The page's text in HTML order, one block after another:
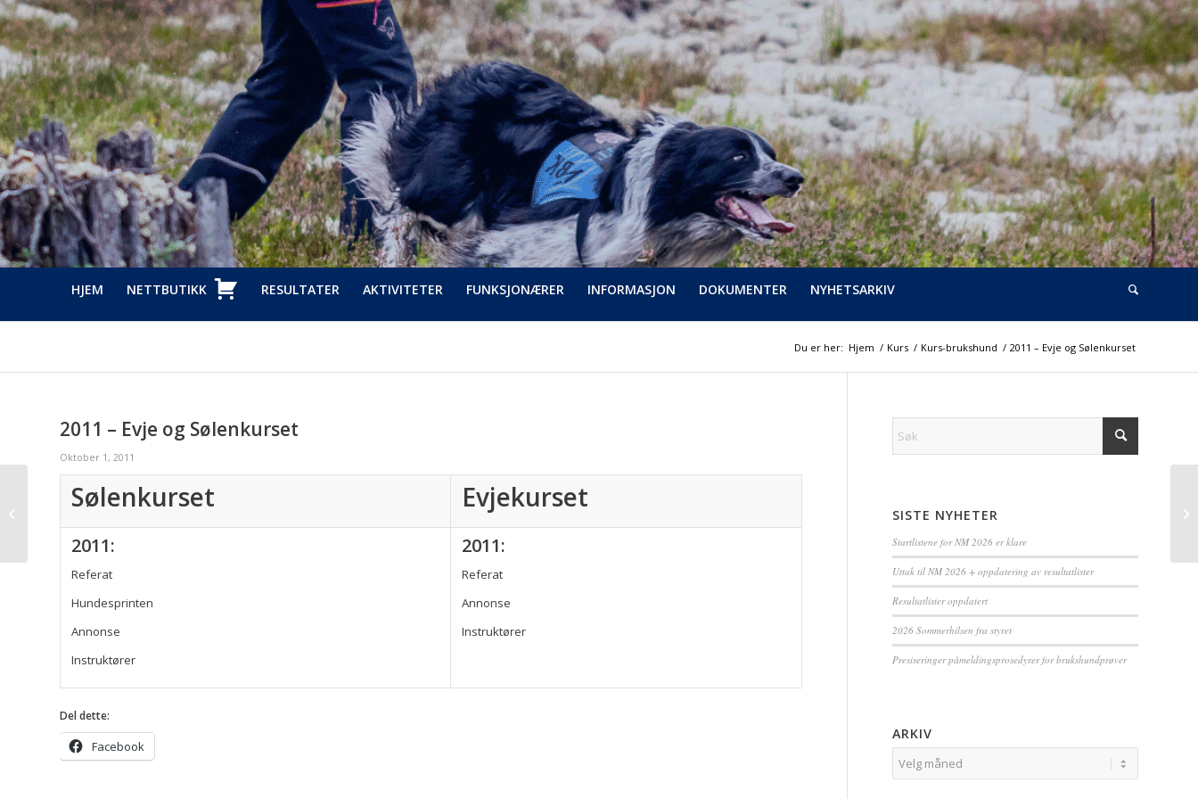
HJEM NETTBUTIKK RESULTATER AKTIVITETER FUNKSJONÆRER INFORMASJON DOKUMENTER NYHETSARKIV
Du er her: Hjem / Kurs / Kurs-brukshund / 2011 – Evje og Sølenkurset
2011 – Evje og Sølenkurset
Oktober 1, 2011
Sølenkurset Evjekurset
2011:
Referat
Hundesprinten
Annonse
Instruktører
2011:
Referat
Annonse
Instruktører
Del dette:
Facebook
SISTE NYHETER
Startlistene for NM 2026 er klare
Uttak til NM 2026 + oppdatering av resultatlister
Resultatlister oppdatert
2026 Sommerhilsen fra styret
Presiseringer påmeldingsprosedyrer for brukshundprøver
ARKIV
2011 – Sølenkurset – referat